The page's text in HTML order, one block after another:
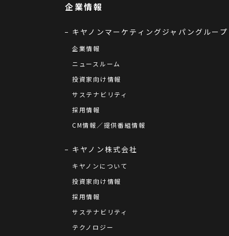
企業情報
キヤノンマーケティングジャパングループ
企業情報
ニュースルーム
投資家向け情報
サステナビリティ
採用情報
CM情報／提供番組情報
キヤノン株式会社
キヤノンについて
投資家向け情報
採用情報
サステナビリティ
テクノロジー